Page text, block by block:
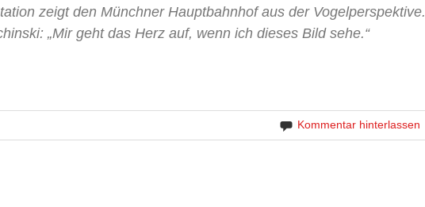
zeigt den Münchner Hauptbahnhof aus der Vogelperspektive.
„Mir geht das Herz auf, wenn ich dieses Bild sehe.“
Kommentar hinterlassen